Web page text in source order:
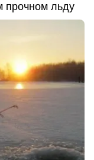
прочном льду